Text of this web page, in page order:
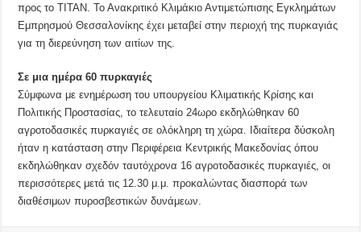
προς το ΤΙΤΑΝ. Το Ανακριτικό Κλιμάκιο Αντιμετώπισης Εγκλημάτων
Εμπρησμού Θεσσαλονίκης έχει μεταβεί στην περιοχή της πυρκαγιάς
για τη διερεύνηση των αιτίων της.
Σε μια ημέρα 60 πυρκαγιές
Σύμφωνα με ενημέρωση του υπουργείου Κλιματικής Κρίσης και
Πολιτικής Προστασίας, το τελευταίο 24ωρο εκδηλώθηκαν 60
αγροτοδασικές πυρκαγιές σε ολόκληρη τη χώρα. Ιδιαίτερα δύσκολη
ήταν η κατάσταση στην Περιφέρεια Κεντρικής Μακεδονίας όπου
εκδηλώθηκαν σχεδόν ταυτόχρονα 16 αγροτοδασικές πυρκαγιές, οι
περισσότερες μετά τις 12.30 μ.μ. προκαλώντας διασπορά των
διαθέσιμων πυροσβεστικών δυνάμεων.